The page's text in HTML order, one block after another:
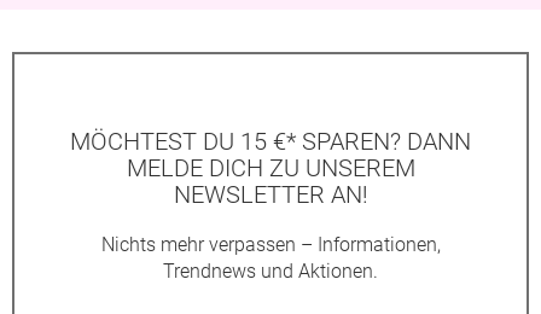
MÖCHTEST DU 15 €* SPAREN? DANN
MELDE DICH ZU UNSEREM
NEWSLETTER AN!
Nichts mehr verpassen – Informationen,
Trendnews und Aktionen.